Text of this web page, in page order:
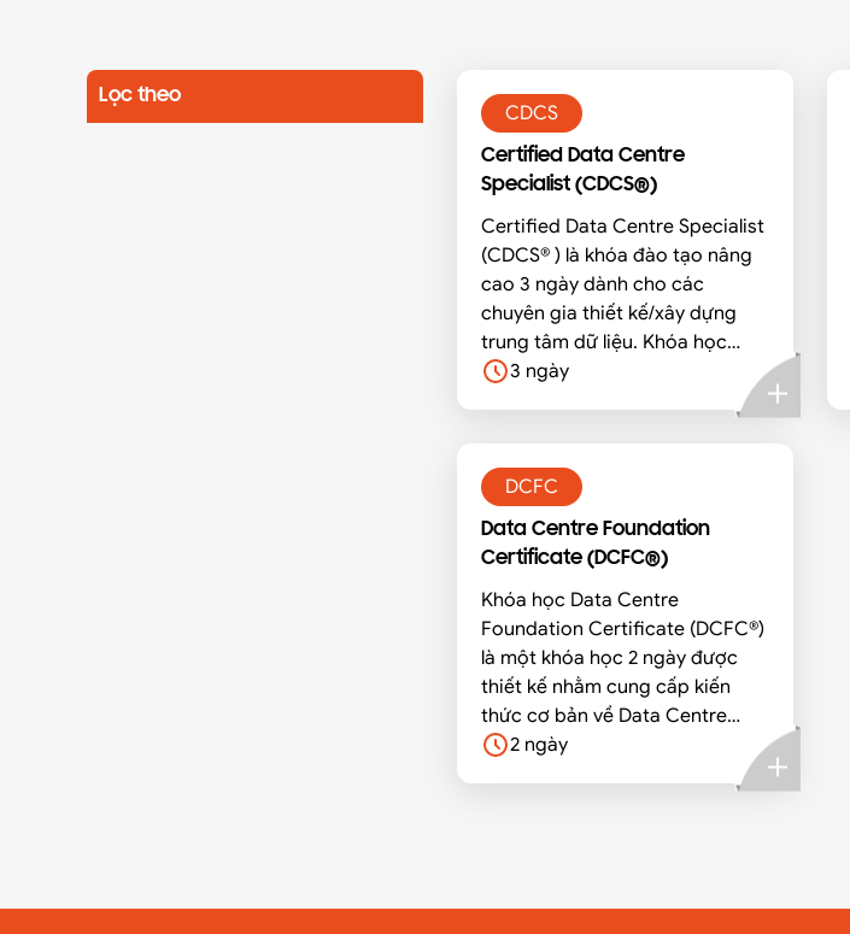
Lọc theo
CDCS
Certified Data Centre
Specialist (CDCS®)
Certified Data Centre Specialist
(CDCS® ) là khóa đào tạo nâng
cao 3 ngày dành cho các
chuyên gia thiết kế/xây dựng
trung tâm dữ liệu. Khóa học
CDCS sẽ bao gồm các phép
tính kỹ thuật về các thành phần
3 ngày
DCFC
Data Centre Foundation
Certificate (DCFC®)
Khóa học Data Centre
Foundation Certificate (DCFC®)
là một khóa học 2 ngày được
thiết kế nhằm cung cấp kiến
thức cơ bản về Data Centre
Infrastructure. Khóa học cung
cấp cho học viên cái nhìn tổng
2 ngày